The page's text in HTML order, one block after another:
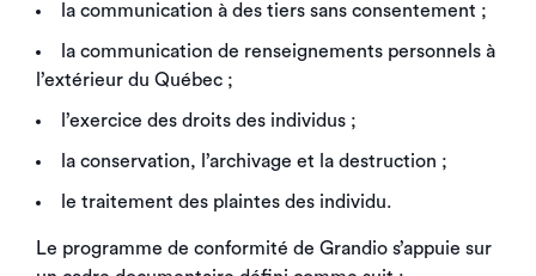
la communication à des tiers sans consentement ;
la communication de renseignements personnels à
l’extérieur du Québec ;
l’exercice des droits des individus ;
la conservation, l’archivage et la destruction ;
le traitement des plaintes des individu.
Le programme de conformité de Grandio s’appuie sur